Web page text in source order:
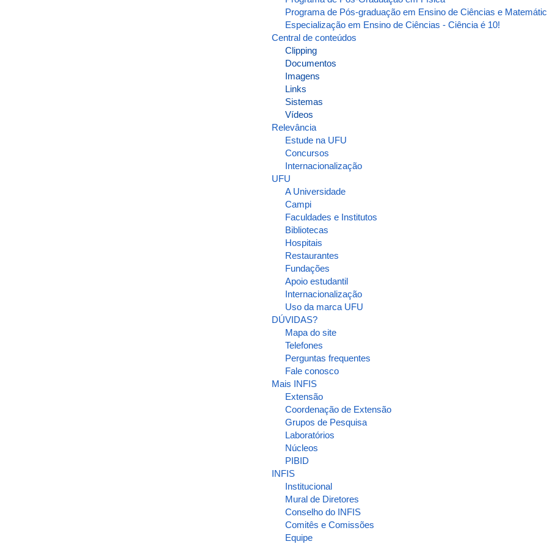
Programa de Pós-graduação em Ensino de Ciências e
Especialização em Ensino de Ciências - Ciência é 10!
Central de conteúdos
Clipping
Documentos
Imagens
Links
Sistemas
Vídeos
Relevância
Estude na UFU
Concursos
Internacionalização
UFU
A Universidade
Campi
Faculdades e Institutos
Bibliotecas
Hospitais
Restaurantes
Fundações
Apoio estudantil
Internacionalização
Uso da marca UFU
DÚVIDAS?
Mapa do site
Telefones
Perguntas frequentes
Fale conosco
Mais INFIS
Extensão
Coordenação de Extensão
Grupos de Pesquisa
Laboratórios
Núcleos
PIBID
INFIS
Institucional
Mural de Diretores
Conselho do INFIS
Comitês e Comissões
Equipe